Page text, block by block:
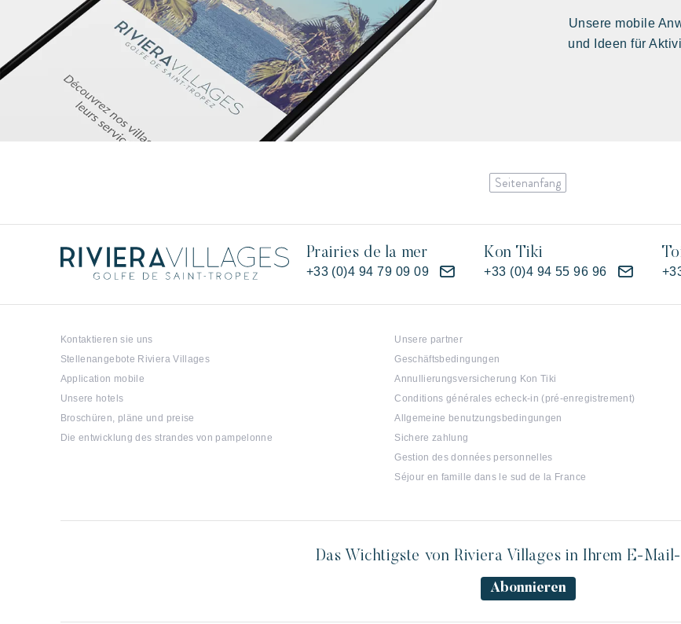
Unsere mobile
und Ideen für
Seitenanfang
Prairies de la mer
+33 (0)4 94 79 09 09
Kon Tiki
+33 (0)4 94 55 96 96
Kontaktieren sie uns
Stellenangebote Riviera Villages
Application mobile
Unsere hotels
Broschüren, pläne und preise
Die entwicklung des strandes von pampelonne
Unsere partner
Geschäftsbedingungen
Annullierungsversicherung Kon Tiki
Conditions générales echeck-in (pré-enregistrement)
Allgemeine benutzungsbedingungen
Sichere zahlung
Gestion des données personnelles
Séjour en famille dans le sud de la France
Das Wichtigste von Riviera Villages in Ihrem E-
Abonnieren